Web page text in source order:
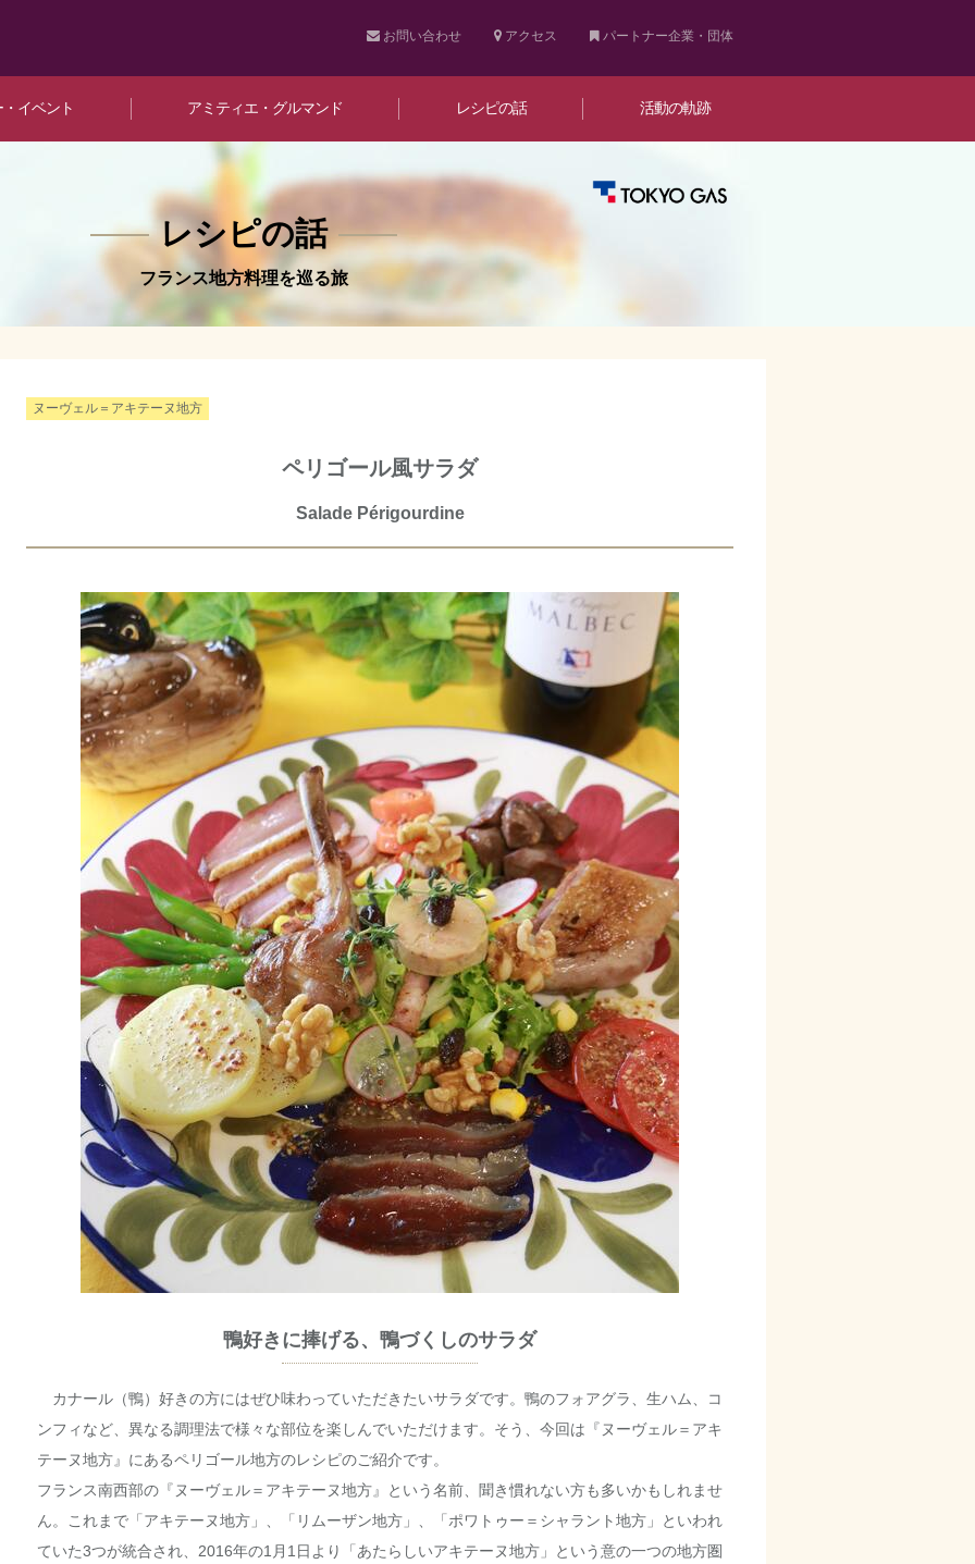
お問い合わせ アクセス パートナー企業・団体
イベント アミティエ・グルマンド レシピの話 活動の軌跡
レシピの話
フランス地方料理を巡る旅
ヌーヴェル＝アキテーヌ地方
ペリゴール風サラダ
Salade Périgourdine
鴨好きに捧げる、鴨づくしのサラダ
カナール（鴨）好きの方にはぜひ味わっていただきたいサラダです。鴨のフォアグラ、生ハム、コ
ンフィなど、異なる調理法で様々な部位を楽しんでいただけます。そう、今回は『ヌーヴェル＝アキ
テーヌ地方』にあるペリゴール地方のレシピのご紹介です。
フランス南西部の『ヌーヴェル＝アキテーヌ地方』という名前、聞き慣れない方も多いかもしれませ
ん。これまで「アキテーヌ地方」、「リムーザン地方」、「ポワトゥー＝シャラント地方」といわれ
ていた3つが統合され、2016年の1月1日より「あたらしいアキテーヌ地方」という意の一つの地方圏